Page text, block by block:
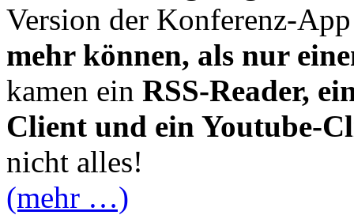
Version der Konferenz-
mehr können, als nur
kamen ein RSS-Reader,
Client und ein Youtube-
nicht alles!
(mehr …)